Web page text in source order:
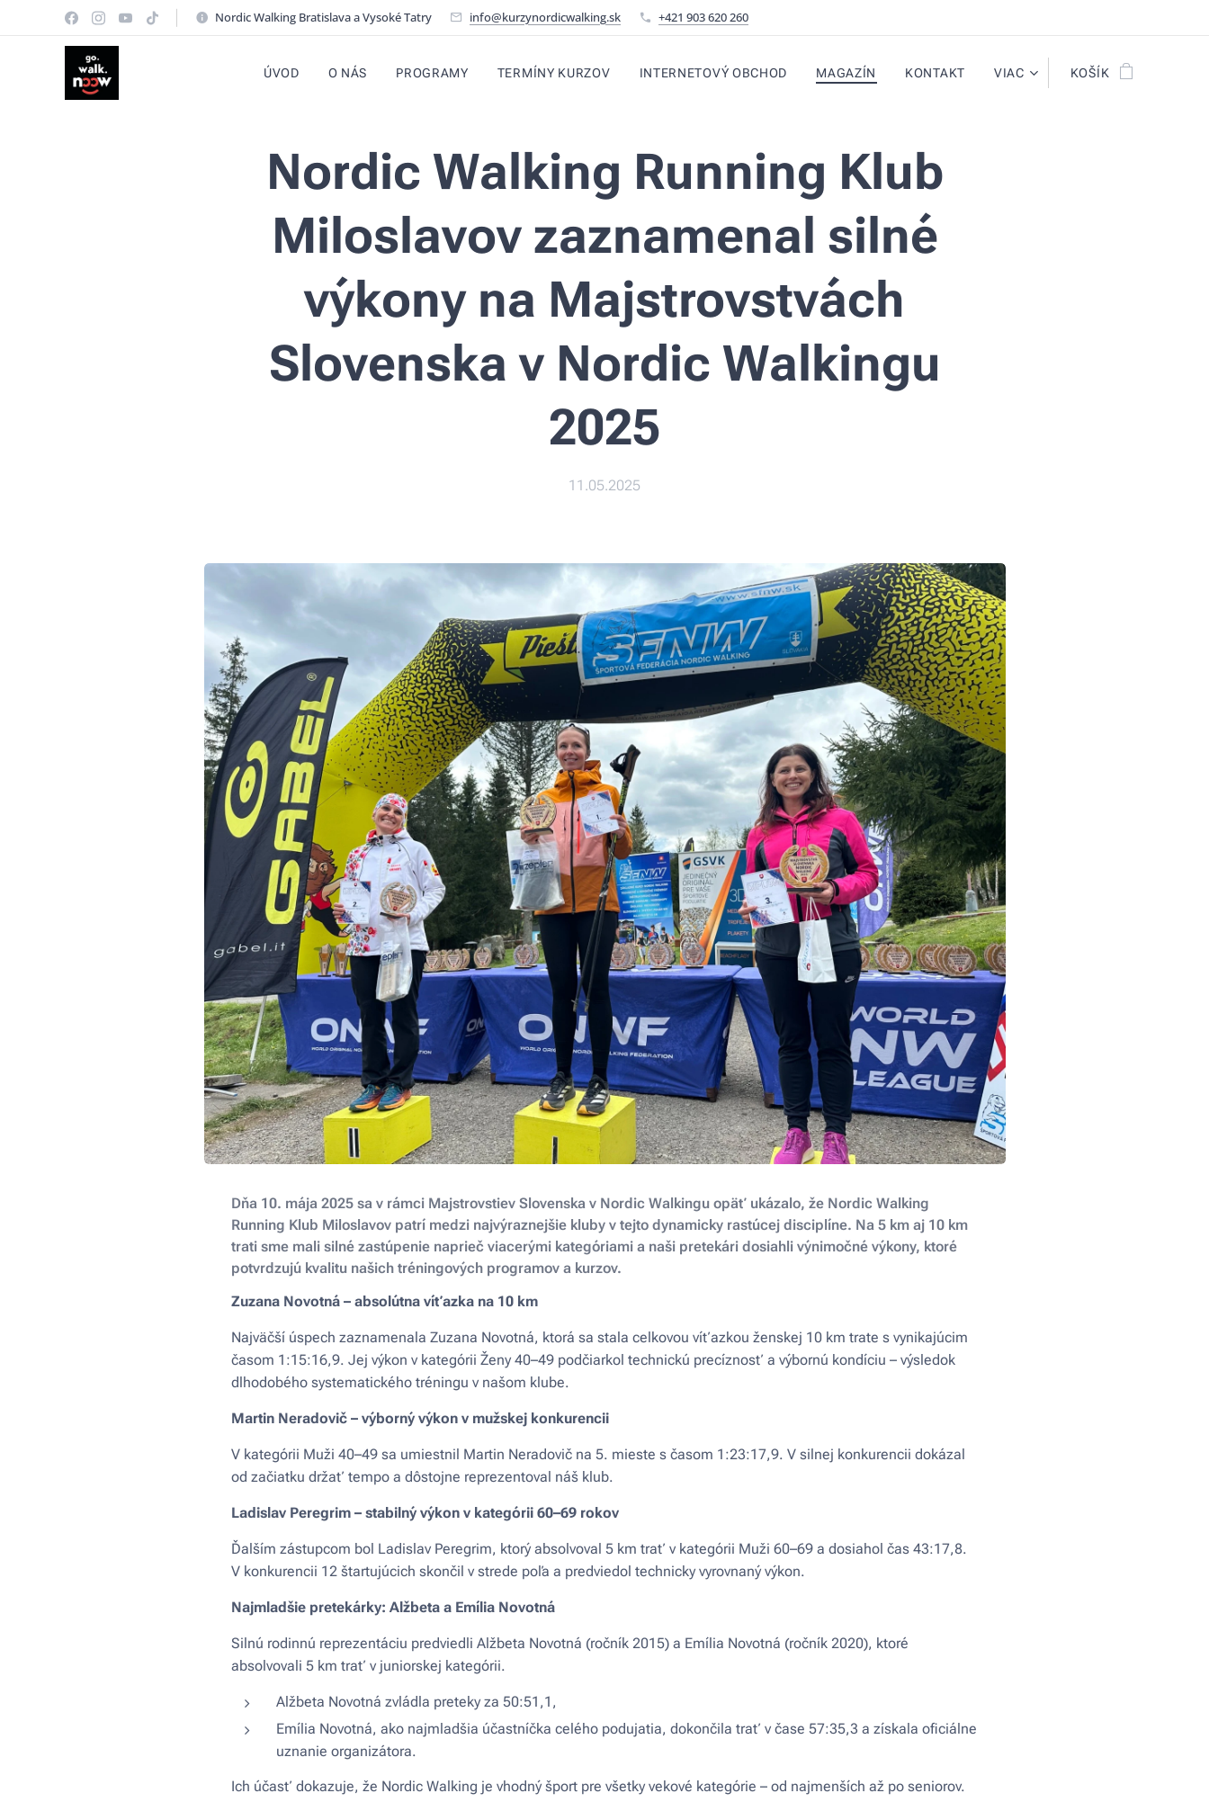
Nordic Walking Bratislava a Vysoké Tatry info@kurzynordicwalking.sk +421 903 620 260
ÚVOD O NÁS PROGRAMY TERMÍNY KURZOV INTERNETOVÝ OBCHOD MAGAZÍN KONTAKT VIAC KOŠÍK
Nordic Walking Running Klub
Miloslavov zaznamenal silné
výkony na Majstrovstvách
Slovenska v Nordic Walkingu
2025
11.05.2025
Dňa 10. mája 2025 sa v rámci Majstrovstiev Slovenska v Nordic Walkingu opäť ukázalo, že Nordic Walking
Running Klub Miloslavov patrí medzi najvýraznejšie kluby v tejto dynamicky rastúcej disciplíne. Na 5 km aj 10 km
trati sme mali silné zastúpenie naprieč viacerými kategóriami a naši pretekári dosiahli výnimočné výkony, ktoré
potvrdzujú kvalitu našich tréningových programov a kurzov.
Zuzana Novotná – absolútna víťazka na 10 km
Najväčší úspech zaznamenala Zuzana Novotná, ktorá sa stala celkovou víťazkou ženskej 10 km trate s vynikajúcim
časom 1:15:16,9. Jej výkon v kategórii Ženy 40–49 podčiarkol technickú precíznosť a výbornú kondíciu – výsledok
dlhodobého systematického tréningu v našom klube.
Martin Neradovič – výborný výkon v mužskej konkurencii
V kategórii Muži 40–49 sa umiestnil Martin Neradovič na 5. mieste s časom 1:23:17,9. V silnej konkurencii dokázal
od začiatku držať tempo a dôstojne reprezentoval náš klub.
Ladislav Peregrim – stabilný výkon v kategórii 60–69 rokov
Ďalším zástupcom bol Ladislav Peregrim, ktorý absolvoval 5 km trať v kategórii Muži 60–69 a dosiahol čas 43:17,8.
V konkurencii 12 štartujúcich skončil v strede poľa a predviedol technicky vyrovnaný výkon.
Najmladšie pretekárky: Alžbeta a Emília Novotná
Silnú rodinnú reprezentáciu predviedli Alžbeta Novotná (ročník 2015) a Emília Novotná (ročník 2020), ktoré
absolvovali 5 km trať v juniorskej kategórii.
Alžbeta Novotná zvládla preteky za 50:51,1,
Emília Novotná, ako najmladšia účastníčka celého podujatia, dokončila trať v čase 57:35,3 a získala oficiálne
uznanie organizátora.
Ich účasť dokazuje, že Nordic Walking je vhodný šport pre všetky vekové kategórie – od najmenších až po seniorov.